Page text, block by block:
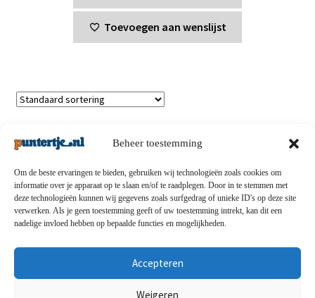
Beheer toestemming
Om de beste ervaringen te bieden, gebruiken wij technologieën zoals cookies om
informatie over je apparaat op te slaan en/of te raadplegen. Door in te stemmen met
deze technologieën kunnen wij gegevens zoals surfgedrag of unieke ID's op deze site
verwerken. Als je geen toestemming geeft of uw toestemming intrekt, kan dit een
nadelige invloed hebben op bepaalde functies en mogelijkheden.
Accepteren
Weigeren
Toevoegen aan wenslijst
Privacybeleid-Verzending en retouren-Algemene
voorwaarden-Disclaimert-Betaalmethoden-Over ons